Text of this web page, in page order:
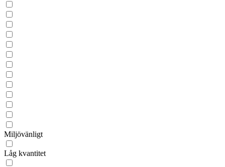
Miljövänligt
Låg kvantitet